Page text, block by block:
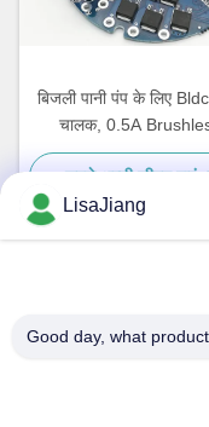
बिजली पानी पंप के लिए
चालक, 0.5A
Sensorless
सबसे अच्छी कीमत पाएं
LisaJiang
Good day, what